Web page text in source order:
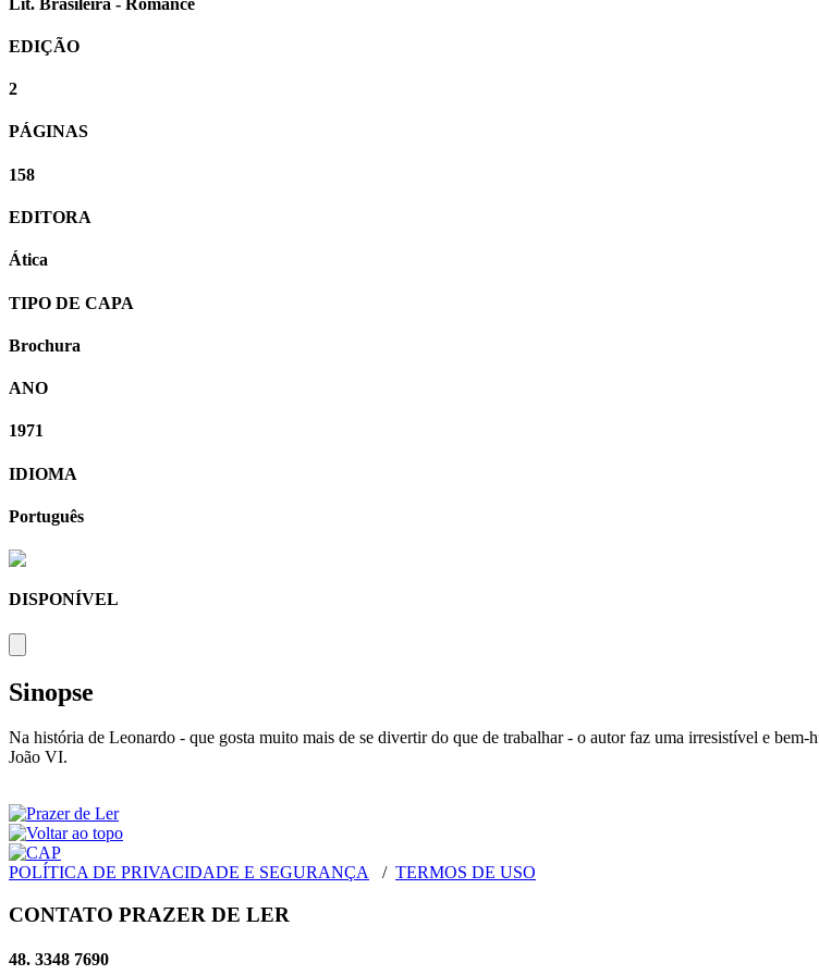
EDIÇÃO
2
PÁGINAS
158
EDITORA
Ática
TIPO DE CAPA
Brochura
ANO
1971
IDIOMA
Português
DISPONÍVEL
Sinopse
Na história de Leonardo - que gosta muito mais de se divertir do que de trabalhar - o autor faz uma irresistível e
João VI.
POLÍTICA DE PRIVACIDADE E SEGURANÇA / TERMOS DE USO
CONTATO PRAZER DE LER
48. 3348 7690